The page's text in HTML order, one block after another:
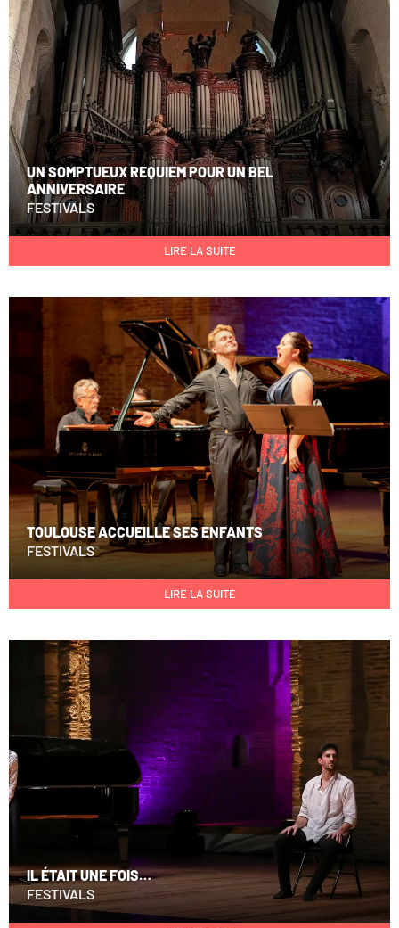
UN SOMPTUEUX REQUIEM POUR UN BEL
ANNIVERSAIRE
FESTIVALS
LIRE LA SUITE
TOULOUSE ACCUEILLE SES ENFANTS
FESTIVALS
LIRE LA SUITE
IL ÉTAIT UNE FOIS…
FESTIVALS